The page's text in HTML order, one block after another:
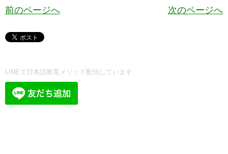
前のページへ 次のページへ
LINEで日本語教育メソッド配信しています